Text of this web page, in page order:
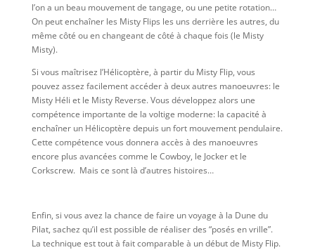
l’on a un beau mouvement de tangage, ou une petite rotation…
On peut enchaîner les Misty Flips les uns derrière les autres, du
même côté ou en changeant de côté à chaque fois (le Misty
Misty).
Si vous maîtrisez l’Hélicoptère, à partir du Misty Flip, vous
pouvez assez facilement accéder à deux autres manoeuvres: le
Misty Héli et le Misty Reverse. Vous développez alors une
compétence importante de la voltige moderne: la capacité à
enchaîner un Hélicoptère depuis un fort mouvement pendulaire.
Cette compétence vous donnera accès à des manoeuvres
encore plus avancées comme le Cowboy, le Jocker et le
Corkscrew. Mais ce sont là d’autres histoires…
Enfin, si vous avez la chance de faire un voyage à la Dune du
Pilat, sachez qu’il est possible de réaliser des “posés en vrille”.
La technique est tout à fait comparable à un début de Misty Flip.